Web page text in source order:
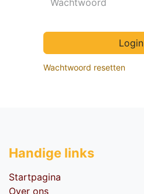
Login
Wachtwoord resetten
Handige li​nks
Startpagina
Over ons